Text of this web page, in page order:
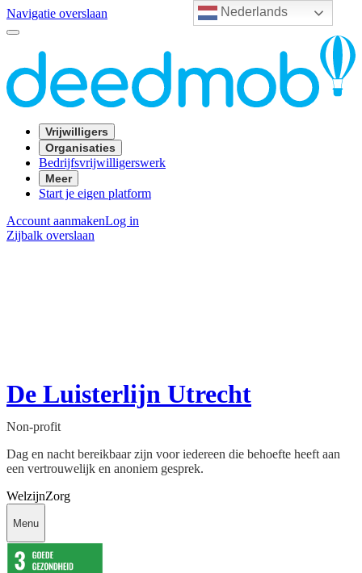
Nederlands
Navigatie overslaan
Vrijwilligers
Organisaties
Bedrijfsvrijwilligerswerk
Meer
Start je eigen platform
Account aanmakenLog in
Zijbalk overslaan
De Luisterlijn Utrecht
Non-profit
Dag en nacht bereikbaar zijn voor iedereen die behoefte heeft aan
een vertrouwelijk en anoniem gesprek.
WelzijnZorg
Menu